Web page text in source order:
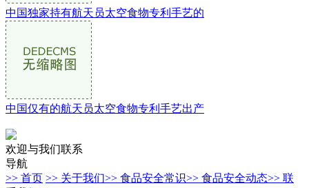
中国独家持有航天员太空食物专利手艺的
中国仅有的航天员太空食物专利手艺出产
欢迎与我们联系
导航
>> 首页 >> 关于我们>> 食品安全常识>> 食品安全动态>> 联